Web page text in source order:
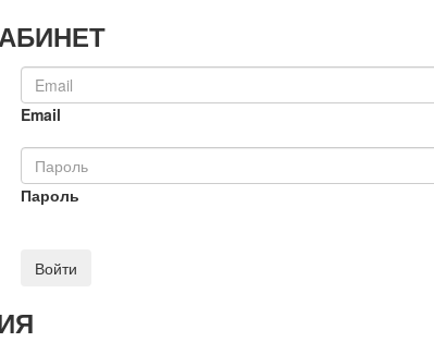
Email
Пароль
Войти